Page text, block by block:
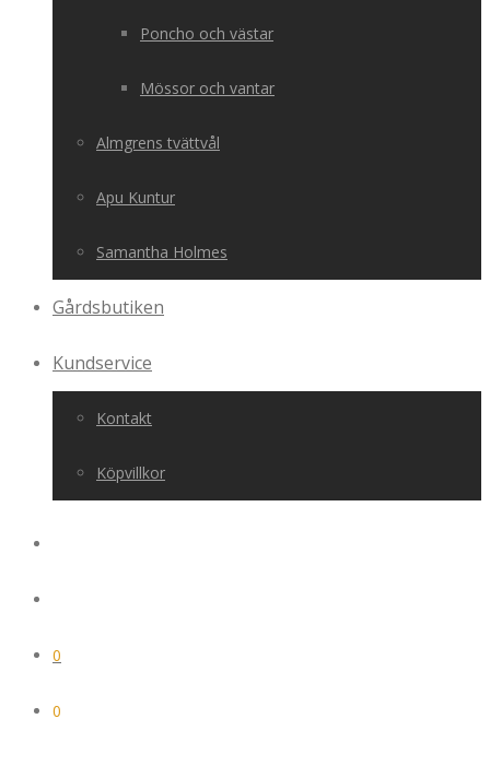
Poncho och västar
Mössor och vantar
Almgrens tvättvål
Apu Kuntur
Samantha Holmes
Gårdsbutiken
Kundservice
Kontakt
Köpvillkor
0
0